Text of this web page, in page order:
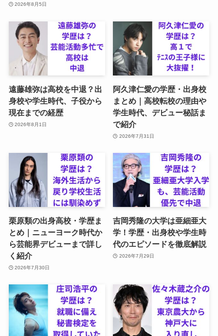
2026年8月5日
遠藤雄弥は高校を中退？出
身校や学生時代、子役から
現在までの経歴
2026年8月1日
阿久津仁愛の学歴・出身校
まとめ｜高校転校の理由や
学生時代、デビュー秘話ま
で紹介
2026年7月31日
栗原類の出身高校・学歴ま
とめ｜ニューヨーク時代か
ら芸能界デビューまで詳し
く紹介
2026年7月30日
吉岡秀隆の大学は亜細亜大
学！学歴・出身校や学生時
代のエピソードを徹底解説
2026年7月29日